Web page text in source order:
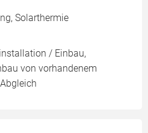
Solarthermie
/ Einbau,
von vorhandenem